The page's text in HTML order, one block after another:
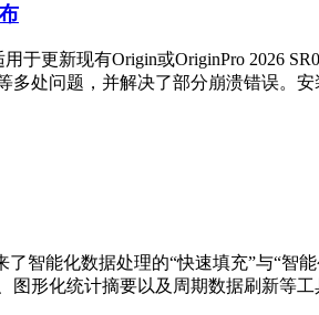
于更新现有Origin或OriginPro 2026
多处问题，并解决了部分崩溃错误。
了智能化数据处理的“快速填充”与“智
形化统计摘要以及周期数据刷新等工